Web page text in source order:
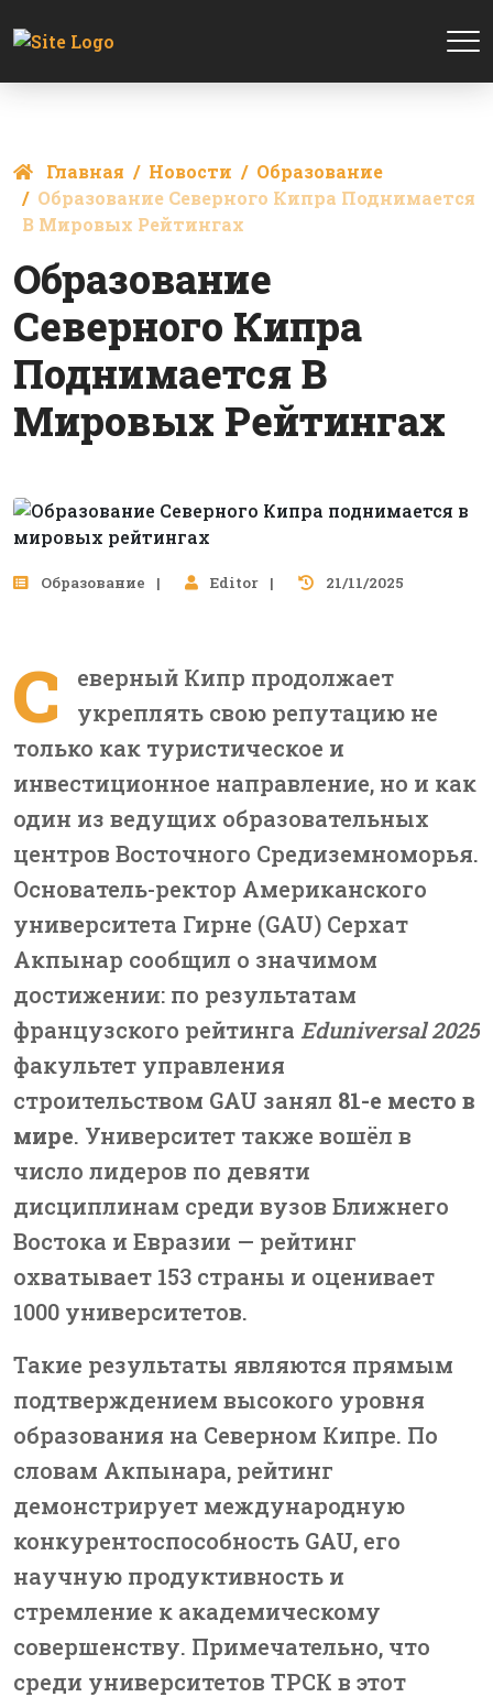
Главная Новости
Образование
Образование Северного Кипра Поднимается
В Мировых Рейтингах
Образование
Северного Кипра
Поднимается В
Мировых Рейтингах
Образование Editor 21/11/2025
С
еверный Кипр продолжает
укреплять свою репутацию не
только как туристическое и
инвестиционное направление, но и как
один из ведущих образовательных
центров Восточного Средиземноморья.
Основатель-ректор Американского
университета Гирне (GAU) Серхат
Акпынар сообщил о значимом
достижении: по результатам
французского рейтинга Eduniversal 2025
факультет управления
строительством GAU занял 81-е место в
мире. Университет также вошёл в
число лидеров по девяти
дисциплинам среди вузов Ближнего
Востока и Евразии — рейтинг
охватывает 153 страны и оценивает
1000 университетов.
Такие результаты являются прямым
подтверждением высокого уровня
образования на Северном Кипре. По
словам Акпынара, рейтинг
демонстрирует международную
конкурентоспособность GAU, его
научную продуктивность и
стремление к академическому
совершенству. Примечательно, что
среди университетов ТРСК в этот